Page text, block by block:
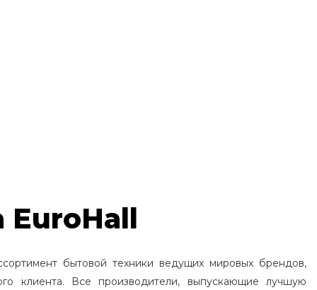
EuroHall
бытовой техники ведущих мировых брендов,
клиента. Все производители, выпускающие лучшую